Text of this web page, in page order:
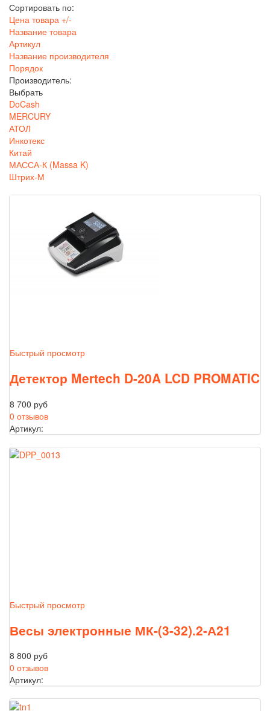
Сортировать по:
Цена товара +/-
Название товара
Артикул
Название производителя
Порядок
Производитель:
Выбрать
DoCash
MERCURY
АТОЛ
Инкотекс
Китай
МАССА-К (Massa K)
Штрих-М
Быстрый просмотр
Детектор Mertech D-20A LCD PROMATIC
8 700 руб
0 отзывов
Артикул:
Быстрый просмотр
Весы электронные МК-(3-32).2-А21
8 800 руб
0 отзывов
Артикул: